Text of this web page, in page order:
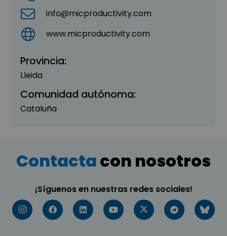
info@micproductivity.com
www.micproductivity.com
Provincia:
Lleida
Comunidad autónoma:
Cataluña
Contactacon nosotros
¡Síguenos en nuestras redes sociales!